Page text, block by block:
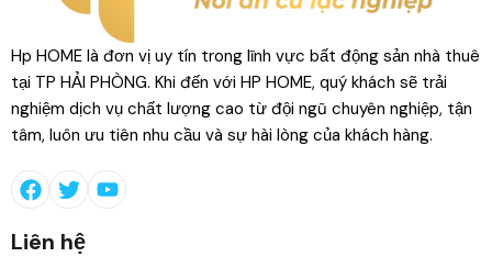
Hp HOME là đơn vị uy tín trong lĩnh vực bất động sản nhà thuê
tại TP HẢI PHÒNG. Khi đến với HP HOME, quý khách sẽ trải
nghiệm dịch vụ chất lượng cao từ đội ngũ chuyên nghiệp, tận
tâm, luôn ưu tiên nhu cầu và sự hài lòng của khách hàng.
Liên hệ